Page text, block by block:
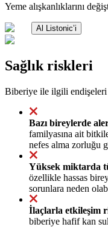
Yeme alışkanlıklarını
Al Listonic’i
Sağlık riskleri
Biberiye ile ilgili endişeleri
Bazı bireylerde
familyasına ait
nefes alma zorluğu
Yüksek miktarda
özellikle hassas
sorunlara neden
İlaçlarla etkileşim
biberiye hafif kan